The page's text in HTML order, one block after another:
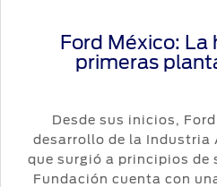
Ford México: La
primeras
Desde sus inicios,
desarrollo de la Industria
que surgió a principios de
Fundación cuenta con